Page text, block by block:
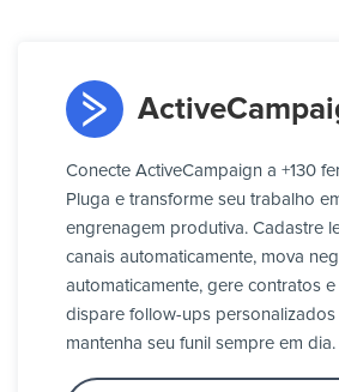
Conecte ActiveCampaign a +130
Pluga e transforme seu trabalho
engrenagem produtiva. Cadastre
canais automaticamente, mova
automaticamente, gere contratos
dispare follow-ups personalizados
mantenha seu funil sempre em dia.